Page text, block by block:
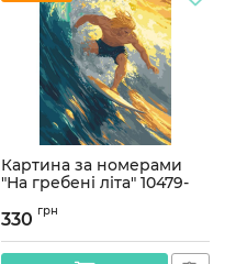
Картина за номерами
"На гребені літа" 10479-
фарбами 40х50 см
Артикул:10479-AC
330 грн